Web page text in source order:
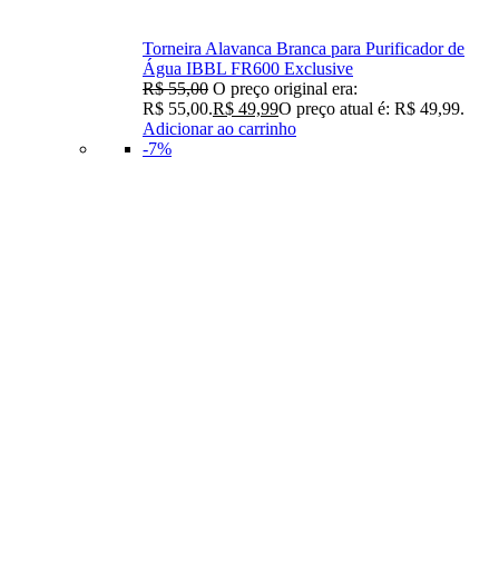
Torneira Alavanca Branca para Purificador de
Água IBBL FR600 Exclusive
R$55,00 O preço original era:
R$ 55,00.R$ 49,99O preço atual é: R$ 49,99.
Adicionar ao carrinho
-7%